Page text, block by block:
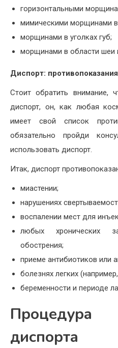
горизонтальными
мимическими морщинами
морщинами в уголках губ;
морщинами в области шеи
Диспорт: противопоказания
Стоит обратить
диспорт, он, как любая
имеет свой список
обязательно пройди
использовать диспорт.
Итак, диспорт
миастении;
нарушениях
воспалении мест для
любых хронических
обострения;
приеме антибиотиков или
болезнях легких
беременности и периоде
диспорта